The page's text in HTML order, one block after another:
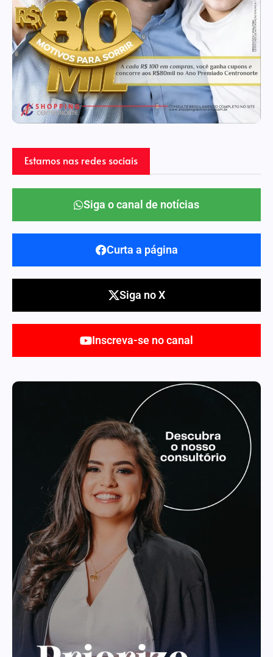
Estamos nas redes sociais
Siga o canal de notícias
Curta a página
Siga no X
Inscreva-se no canal